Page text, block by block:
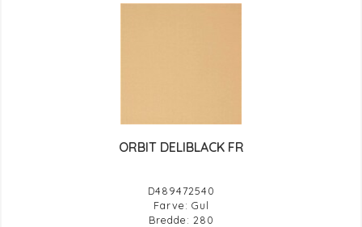
ORBIT DELIBLACK FR
D489472540
Farve: Gul
Bredde: 280